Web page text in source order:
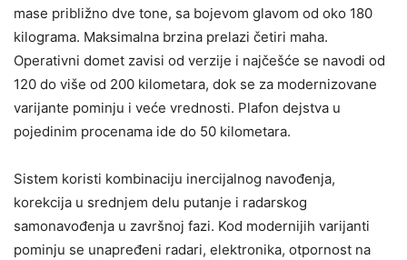
mase približno dve tone, sa bojevom glavom od oko 180
kilograma. Maksimalna brzina prelazi četiri maha.
Operativni domet zavisi od verzije i najčešće se navodi od
120 do više od 200 kilometara, dok se za modernizovane
varijante pominju i veće vrednosti. Plafon dejstva u
pojedinim procenama ide do 50 kilometara.
Sistem koristi kombinaciju inercijalnog navođenja,
korekcija u srednjem delu putanje i radarskog
samonavođenja u završnoj fazi. Kod modernijih varijanti
pominju se unapređeni radari, elektronika, otpornost na